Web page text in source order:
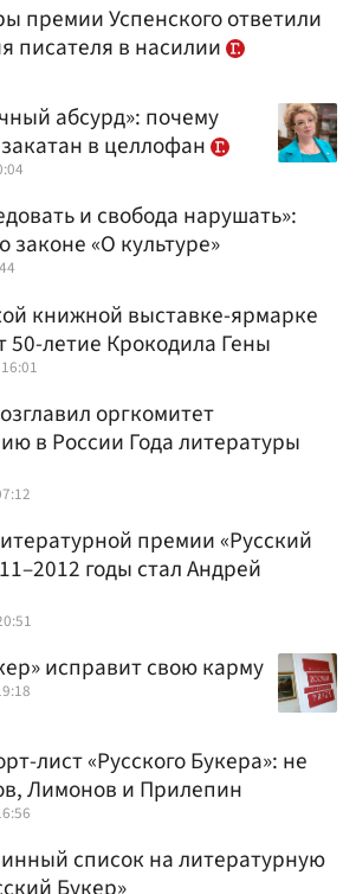
премии Успенского ответили
писателя в насилии
абсурд»: почему
в целлофан
и свобода нарушать»:
законе «О культуре»
книжной выставке-ярмарке
50-летие Крокодила Гены
оргкомитет
в России Года литературы
премии «Русский
годы стал Андрей
исправит свою карму
лист «Русского Букера»: не
Лимонов и Прилепин
список на литературную